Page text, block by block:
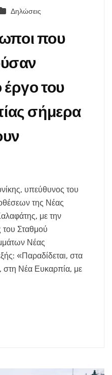
Δηλώσεις
που
του
σήμερα
υπεύθυνος του
της Νέας
με την
του Σταθμού
Νέας
«Παραδίδεται, στα
στη Νέα Ευκαρπία, με